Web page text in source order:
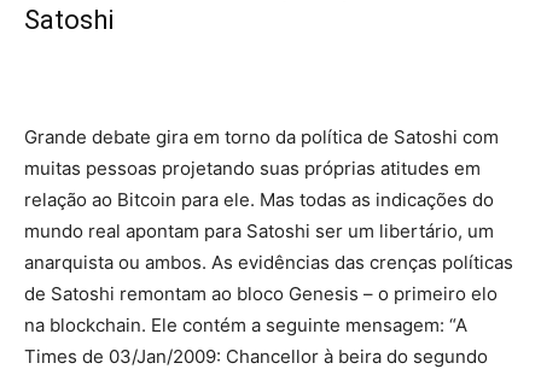
Satoshi
Grande debate gira em torno da política de Satoshi com
muitas pessoas projetando suas próprias atitudes em
relação ao Bitcoin para ele. Mas todas as indicações do
mundo real apontam para Satoshi ser um libertário, um
anarquista ou ambos. As evidências das crenças políticas
de Satoshi remontam ao bloco Genesis – o primeiro elo
na blockchain. Ele contém a seguinte mensagem: “A
Times de 03/Jan/2009: Chancellor à beira do segundo